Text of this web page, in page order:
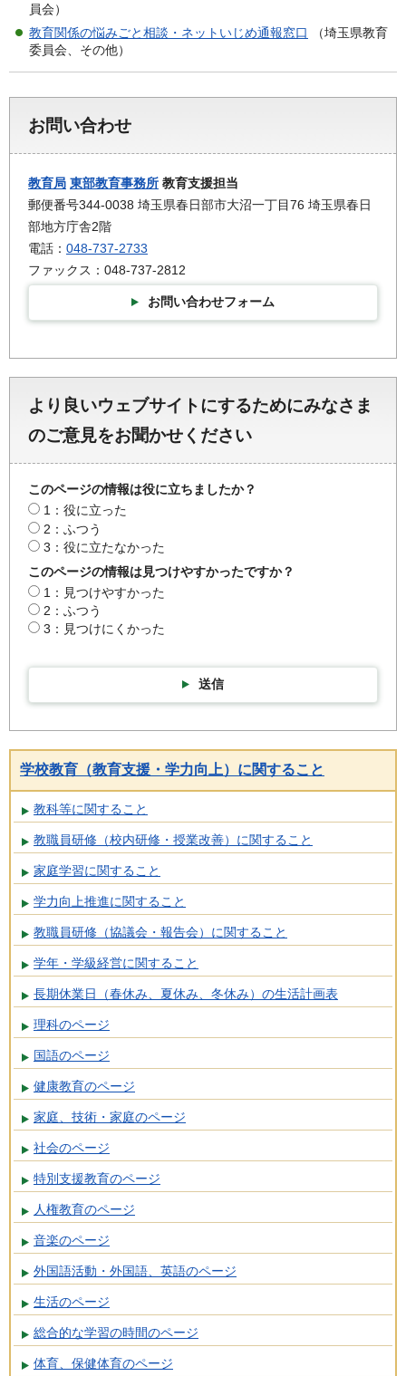
員会）
教育関係の悩みごと相談・ネットいじめ通報窓口
（埼玉県教育
委員会、その他）
お問い合わせ
教育局 東部教育事務所 教育支援担当
郵便番号344-0038 埼玉県春日部市大沼一丁目76 埼玉県春日
部地方庁舎2階
電話： 048-737-2733
ファックス：048-737-2812
お問い合わせフォーム
より良いウェブサイトにするためにみなさま
のご意見をお聞かせください
このページの情報は役に立ちましたか？
1：役に立った
2：ふつう
3：役に立たなかった
このページの情報は見つけやすかったですか？
1：見つけやすかった
2：ふつう
3：見つけにくかった
送信
学校教育（教育支援・学力向上）に関すること
教科等に関すること
教職員研修（校内研修・授業改善）に関すること
家庭学習に関すること
学力向上推進に関すること
教職員研修（協議会・報告会）に関すること
学年・学級経営に関すること
長期休業日（春休み、夏休み、冬休み）の生活計画表
理科のページ
国語のページ
健康教育のページ
家庭、技術・家庭のページ
社会のページ
特別支援教育のページ
人権教育のページ
音楽のページ
外国語活動・外国語、英語のページ
生活のページ
総合的な学習の時間のページ
体育、保健体育のページ